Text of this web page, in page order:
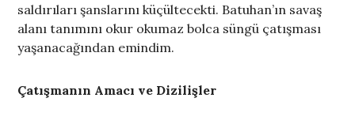
saldırıları şanslarını küçültecekti. Batuhan’ın savaş
alanı tanımını okur okumaz bolca süngü çatışması
yaşanacağından emindim.
Çatışmanın Amacı ve Dizilişler